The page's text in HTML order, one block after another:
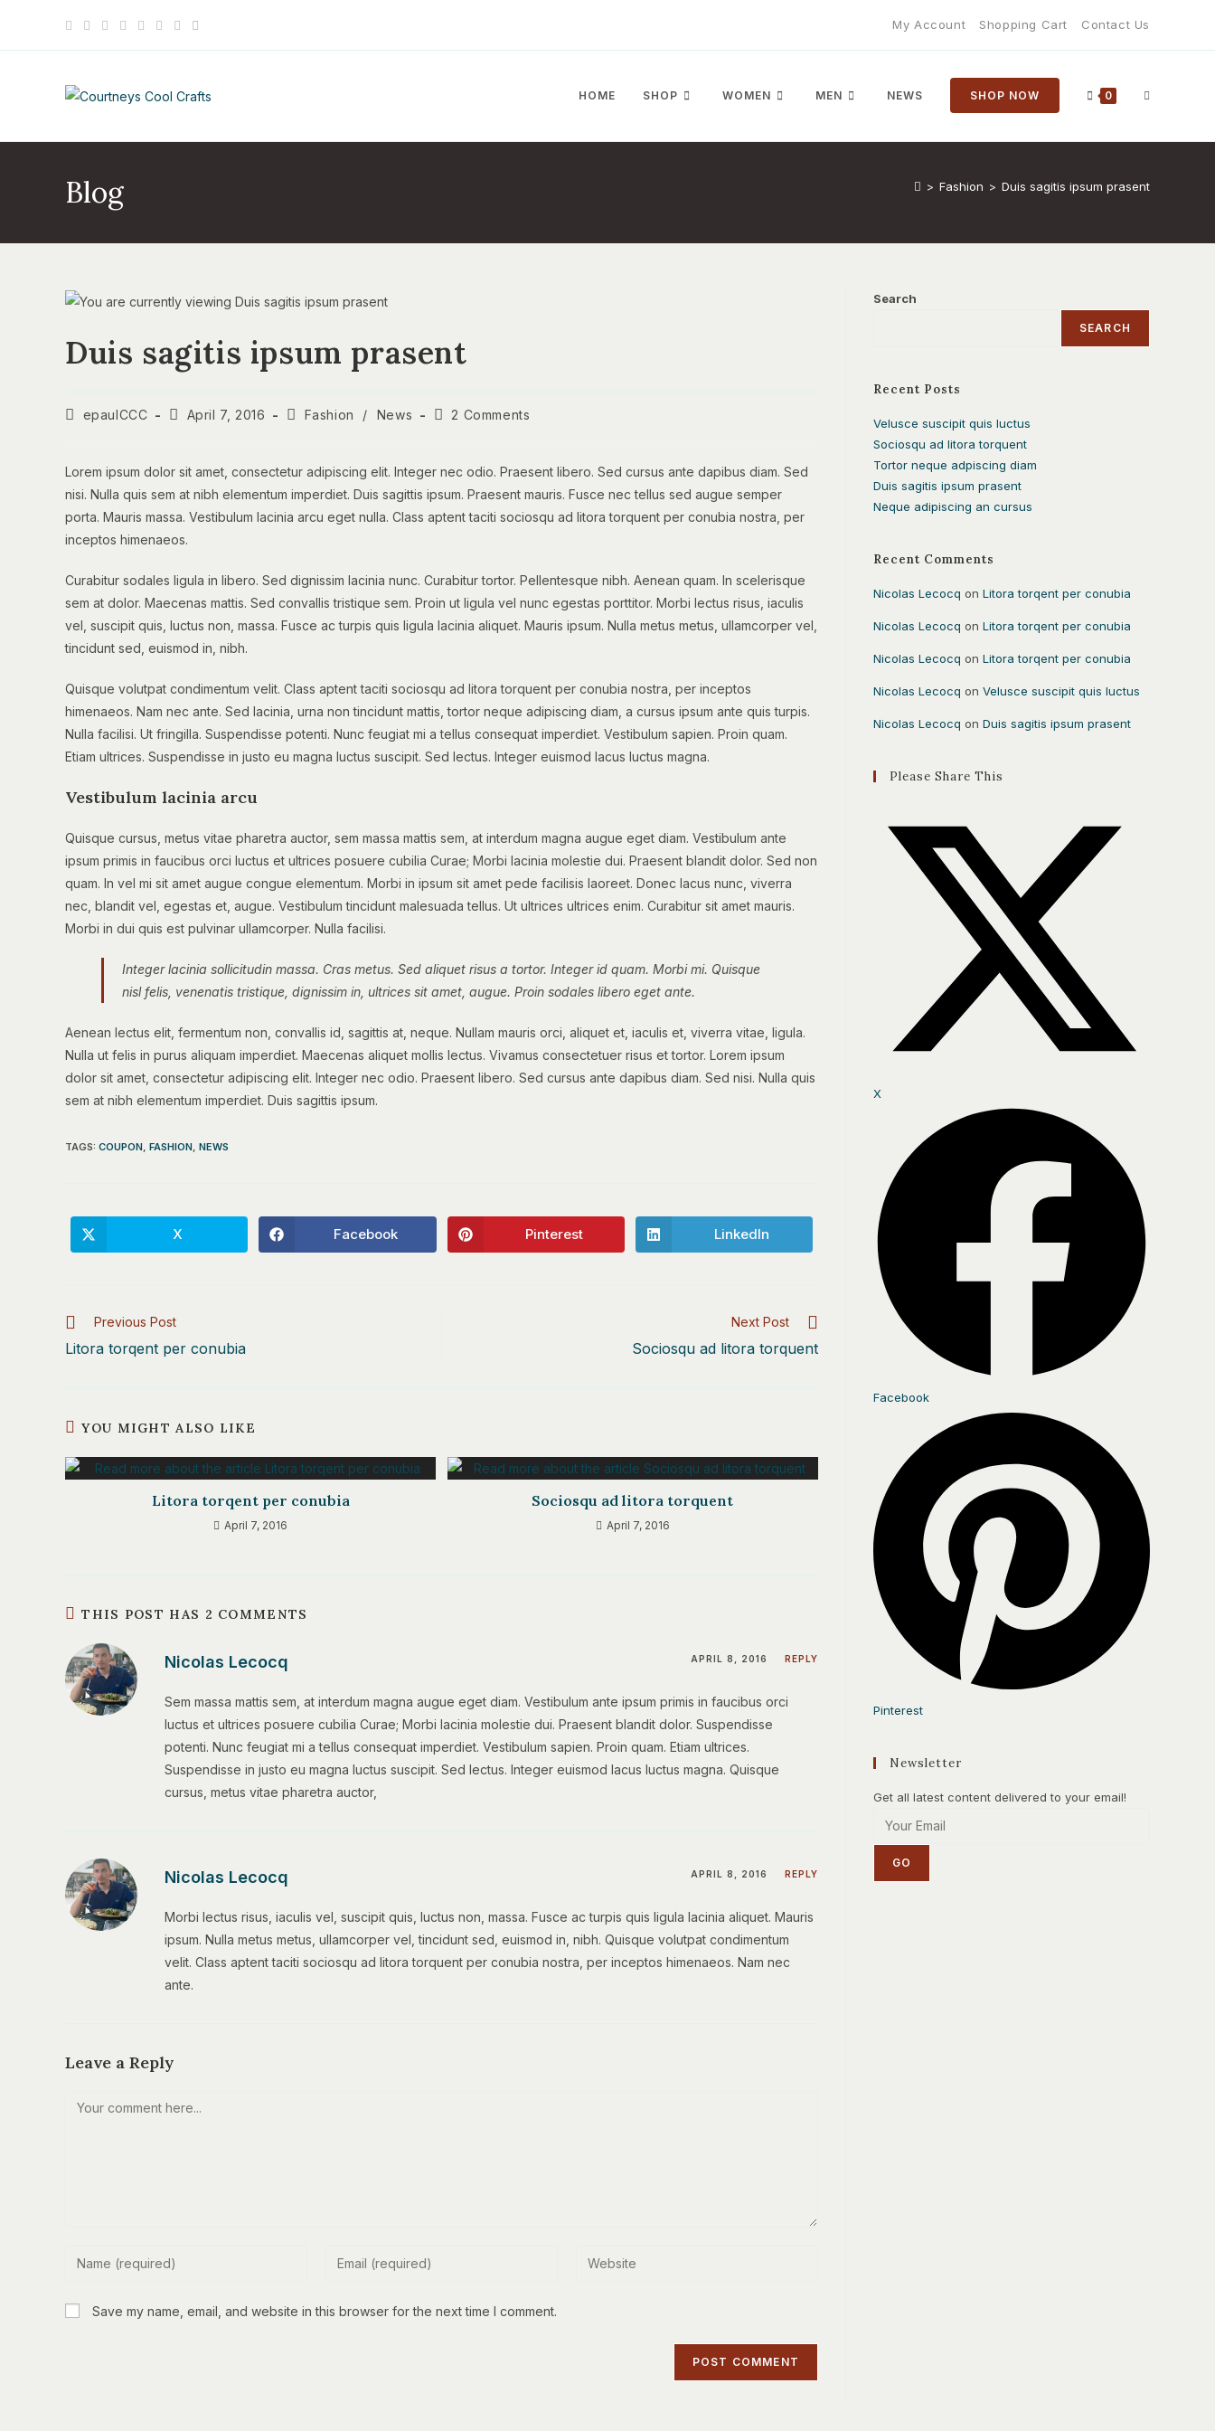
content
My Account Shopping Cart Contact Us
HOME SHOP WOMEN MEN NEWS SHOP NOW 0 TOGGLE
WEBSITE
Blog > Fashion > Duis sagitis ipsum prasent
Duis sagitis ipsum prasent
PostepaulCCC
PostApril 7, 2016
PostFashion / News
Post2 Comments
Lorem ipsum dolor sit amet, consectetur adipiscing elit. Integer nec odio. Praesent libero. Sed cursus ante dapibus diam. Sed
nisi. Nulla quis sem at nibh elementum imperdiet. Duis sagittis ipsum. Praesent mauris. Fusce nec tellus sed augue semper
porta. Mauris massa. Vestibulum lacinia arcu eget nulla. Class aptent taciti sociosqu ad litora torquent per conubia nostra, per
inceptos himenaeos.
Curabitur sodales ligula in libero. Sed dignissim lacinia nunc. Curabitur tortor. Pellentesque nibh. Aenean quam. In scelerisque
sem at dolor. Maecenas mattis. Sed convallis tristique sem. Proin ut ligula vel nunc egestas porttitor. Morbi lectus risus, iaculis
vel, suscipit quis, luctus non, massa. Fusce ac turpis quis ligula lacinia aliquet. Mauris ipsum. Nulla metus metus, ullamcorper vel,
tincidunt sed, euismod in, nibh.
Quisque volutpat condimentum velit. Class aptent taciti sociosqu ad litora torquent per conubia nostra, per inceptos
himenaeos. Nam nec ante. Sed lacinia, urna non tincidunt mattis, tortor neque adipiscing diam, a cursus ipsum ante quis turpis.
Nulla facilisi. Ut fringilla. Suspendisse potenti. Nunc feugiat mi a tellus consequat imperdiet. Vestibulum sapien. Proin quam.
Etiam ultrices. Suspendisse in justo eu magna luctus suscipit. Sed lectus. Integer euismod lacus luctus magna.
Vestibulum lacinia arcu
Quisque cursus, metus vitae pharetra auctor, sem massa mattis sem, at interdum magna augue eget diam. Vestibulum ante
ipsum primis in faucibus orci luctus et ultrices posuere cubilia Curae; Morbi lacinia molestie dui. Praesent blandit dolor. Sed non
quam. In vel mi sit amet augue congue elementum. Morbi in ipsum sit amet pede facilisis laoreet. Donec lacus nunc, viverra
nec, blandit vel, egestas et, augue. Vestibulum tincidunt malesuada tellus. Ut ultrices ultrices enim. Curabitur sit amet mauris.
Morbi in dui quis est pulvinar ullamcorper. Nulla facilisi.
Integer lacinia sollicitudin massa. Cras metus. Sed aliquet risus a tortor. Integer id quam. Morbi mi. Quisque
nisl felis, venenatis tristique, dignissim in, ultrices sit amet, augue. Proin sodales libero eget ante.
Aenean lectus elit, fermentum non, convallis id, sagittis at, neque. Nullam mauris orci, aliquet et, iaculis et, viverra vitae, ligula.
Nulla ut felis in purus aliquam imperdiet. Maecenas aliquet mollis lectus. Vivamus consectetuer risus et tortor. Lorem ipsum
dolor sit amet, consectetur adipiscing elit. Integer nec odio. Praesent libero. Sed cursus ante dapibus diam. Sed nisi. Nulla quis
sem at nibh elementum imperdiet. Duis sagittis ipsum.
TAGS: COUPON FASHION NEWS
Opens
in
X
Opens
in
Facebook
Opens
in
Pinterest
Opens
in
LinkedIn
Read
articles
Previous Post
Litora torqent per conubia
Next Post
Sociosqu ad litora torquent
YOU MIGHT ALSO LIKE
Litora torqent per conubia
April 7, 2016
Sociosqu ad litora torquent
April 7, 2016
THIS POST HAS 2 COMMENTS
Nicolas Lecocq APRIL 8, 2016 REPLY
Sem massa mattis sem, at interdum magna augue eget diam. Vestibulum ante ipsum primis in faucibus orci
luctus et ultrices posuere cubilia Curae; Morbi lacinia molestie dui. Praesent blandit dolor. Suspendisse
potenti. Nunc feugiat mi a tellus consequat imperdiet. Vestibulum sapien. Proin quam. Etiam ultrices.
Suspendisse in justo eu magna luctus suscipit. Sed lectus. Integer euismod lacus luctus magna. Quisque
cursus, metus vitae pharetra auctor,
Nicolas Lecocq APRIL 8, 2016 REPLY
Morbi lectus risus, iaculis vel, suscipit quis, luctus non, massa. Fusce ac turpis quis ligula lacinia aliquet. Mauris
ipsum. Nulla metus metus, ullamcorper vel, tincidunt sed, euismod in, nibh. Quisque volutpat condimentum
velit. Class aptent taciti sociosqu ad litora torquent per conubia nostra, per inceptos himenaeos. Nam nec
ante.
Leave a Reply
Comment
Enter
name
Enter
Enter
Save my name, email, and website in this browser for the next time I comment.
Search
SEARCH
Recent Posts
Velusce suscipit quis luctus
Sociosqu ad litora torquent
Tortor neque adpiscing diam
Duis sagitis ipsum prasent
Neque adipiscing an cursus
Recent Comments
Nicolas Lecocq on Litora torqent per conubia
Nicolas Lecocq on Litora torqent per conubia
Nicolas Lecocq on Litora torqent per conubia
Nicolas Lecocq on Velusce suscipit quis luctus
Nicolas Lecocq on Duis sagitis ipsum prasent
Please Share This
X
Facebook
Pinterest
Newsletter
Get all latest content delivered to your email!
GO